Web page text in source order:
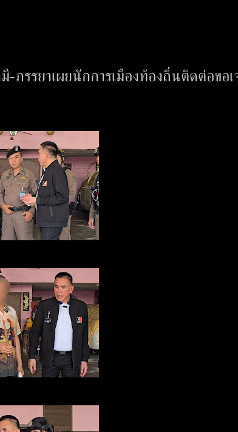
รรยาเผยนักการเมืองท้องถิ่นติดต่อขอเ